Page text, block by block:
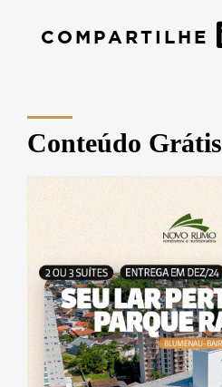
COMPARTILHE
Conteúdo Grátis